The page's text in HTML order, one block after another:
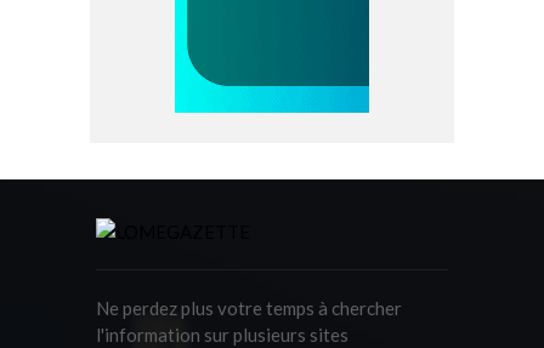
Ne perdez plus votre temps à chercher
l'information sur plusieurs sites